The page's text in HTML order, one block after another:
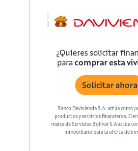
¿Quieres solicitar
paracomprar esta
Solicitar ahora
Banco Davivienda S.A. actúa como
productos y servicios financieros.
marca de Servicios Bolívar S.A actúa
inmobiliario para la oferta de